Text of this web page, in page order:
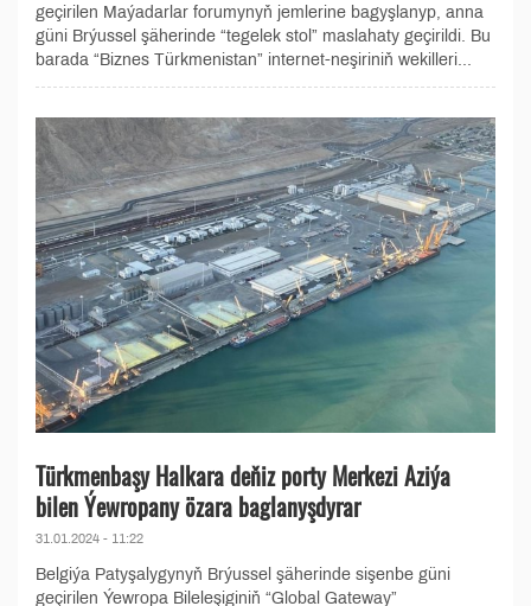
geçirilen Maýadarlar forumynyň jemlerine bagyşlanyp, anna
güni Brýussel şäherinde “tegelek stol” maslahaty geçirildi. Bu
barada “Biznes Türkmenistan” internet-neşiriniň wekilleri...
Türkmenbaşy Halkara deňiz porty Merkezi Aziýa
bilen Ýewropany özara baglanyşdyrar
31.01.2024 - 11:22
Belgiýa Patyşalygynyň Brýussel şäherinde sişenbe güni
geçirilen Ýewropa Bileleşiginiň “Global Gateway”